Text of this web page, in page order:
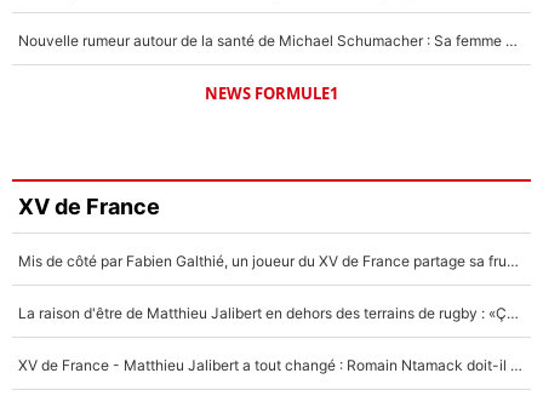
Nouvelle rumeur autour de la santé de Michael Schumacher : Sa femme Corinna sort du silence
NEWS FORMULE1
XV de France
Mis de côté par Fabien Galthié, un joueur du XV de France partage sa frustration : «ils ne me l’ont pas dit tout de suite»
La raison d'être de Matthieu Jalibert en dehors des terrains de rugby : «Ça m'atteint autant que si tu touches à un membre de ma famille»
XV de France - Matthieu Jalibert a tout changé : Romain Ntamack doit-il s’inquiéter pour sa place à un an de la Coupe du monde ?